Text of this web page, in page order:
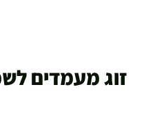
זוג מעמדים